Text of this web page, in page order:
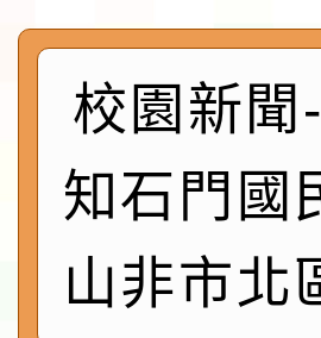
程安排一案
「桃園市補
展演活動實
請一案
社團法人中
026 ART
會」之「藝
本校115學
告(採1次公
115 年度
0 小時業訓
轉知本市體
校園新
知石門國
山非市北